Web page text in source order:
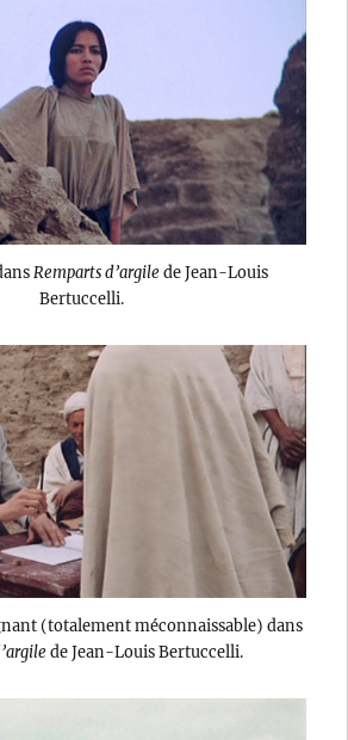
Remparts d’argilede Jean-Louis
Bertuccelli.
(totalement méconnaissable) dans
de Jean-Louis Bertuccelli.